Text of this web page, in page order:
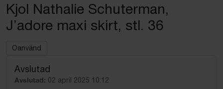
Kjol Nathalie Schuterman,
J’adore maxi skirt, stl. 36
Oanvänd
Avslutad
Avslutad: 02 april 2025 10:12